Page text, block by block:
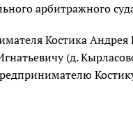
арбитражного
Костика
(д.